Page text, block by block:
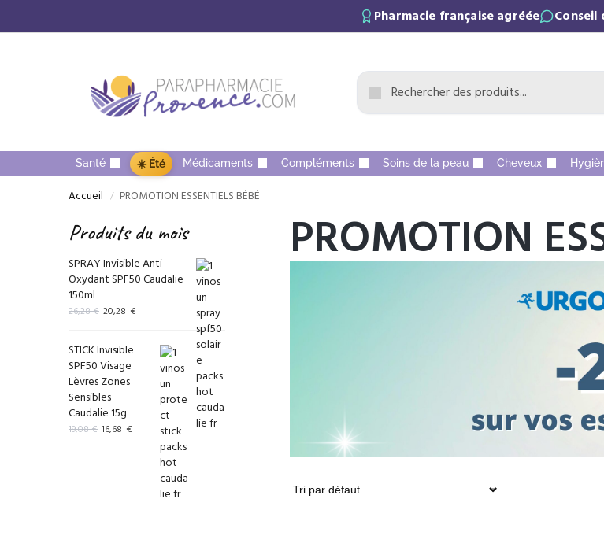
Pharmacie française agréée Conseil
Santé ☀️ Été Médicaments Compléments Soins de la peau Cheveux
Accueil / PROMOTION ESSENTIELS BÉBÉ
PROMOTION
Produits du mois
SPRAY Invisible Anti
Oxydant SPF50 Caudalie
150ml
26,28€ 20,28 €
STICK Invisible
SPF50 Visage
Lèvres Zones
Sensibles
Caudalie 15g
19,08€ 16,68 €